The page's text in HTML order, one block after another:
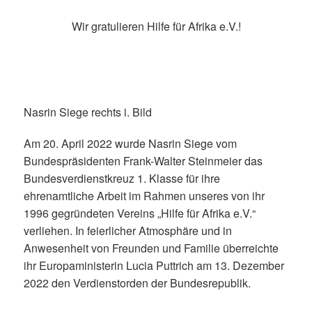
Wir gratulieren Hilfe für Afrika e.V.!
Nasrin Siege rechts i. Bild
Am 20. April 2022 wurde Nasrin Siege vom
Bundespräsidenten Frank-Walter Steinmeier das
Bundesverdienstkreuz 1. Klasse für ihre
ehrenamtliche Arbeit im Rahmen unseres von ihr
1996 gegründeten Vereins „Hilfe für Afrika e.V.“
verliehen. In feierlicher Atmosphäre und in
Anwesenheit von Freunden und Familie überreichte
ihr Europaministerin Lucia Puttrich am 13. Dezember
2022 den Verdienstorden der Bundesrepublik.